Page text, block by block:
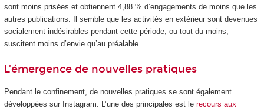
sont moins prisées et obtiennent 4,88 % d’engagements de moins que les
autres publications. Il semble que les activités en extérieur sont devenues
socialement indésirables pendant cette période, ou tout du moins,
suscitent moins d’envie qu’au préalable.
L’émergence de nouvelles pratiques
Pendant le confinement, de nouvelles pratiques se sont également
développées sur Instagram. L’une des principales est le recours aux